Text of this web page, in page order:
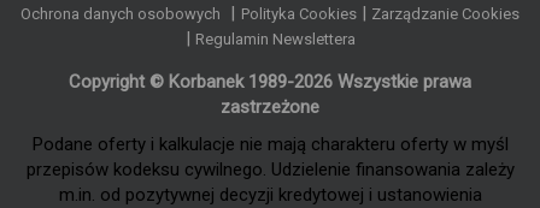
Ochrona danych osobowych
| Polityka Cookies | Zarządzanie Cookies
| Regulamin Newslettera
Copyright © Korbanek 1989-2026 Wszystkie prawa
zastrzeżone
Podane oferty i kalkulacje nie mają charakteru oferty w myśl
przepisów kodeksu cywilnego. Udzielenie finansowania zależy
m.in. od pozytywnej decyzji kredytowej i ustanowienia